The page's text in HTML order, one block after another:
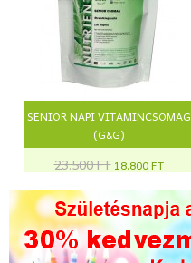
SENIOR NAPI VITAMINCSOMAG
(G&G)
23.500 FT 18.800 FT